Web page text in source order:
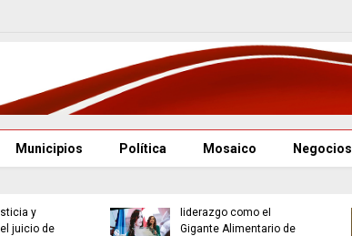
Municipios Política Mosaico Negocios
y
juicio de
liderazgo como el
Gigante Alimentario de